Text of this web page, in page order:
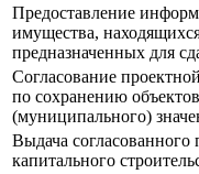
Предоставление
имущества,
предназначенных для
Согласование
по сохранению
(муниципального)
Выдача согласованного
капитального